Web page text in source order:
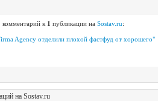
комментарий к 1 публикации на Sostav.ru:
Agency отделили плохой фастфуд от хорошего"
на Sostav.ru